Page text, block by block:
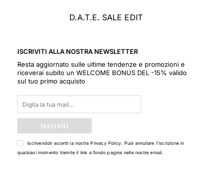
D.A.T.E. SALE EDIT
ISCRIVITI ALLA NOSTRA NEWSLETTER
Resta aggiornato sulle ultime tendenze e promozioni e
riceverai subito un WELCOME BONUS DEL -15% valido
sul tuo primo acquisto
Iscriviti
Iscrivendoti accetti la nostraPrivacy Policy. Puoi annullare l'iscrizione in
qualsiasi momento tramite il link a fondo pagina nelle nostre email.